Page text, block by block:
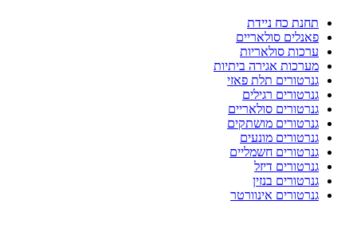
תחנת כח ניידת
פאנלים סולאריים
ערכות סולאריות
מערכות אגירה ביתיות
גנרטורים תלת פאזי
גנרטורים רגילים
גנרטורים סולאריים
גנרטורים מושתקים
גנרטורים מונעים
גנרטורים חשמליים
גנרטורים דיזל
גנרטורים בנזין
גנרטורים אינוורטר